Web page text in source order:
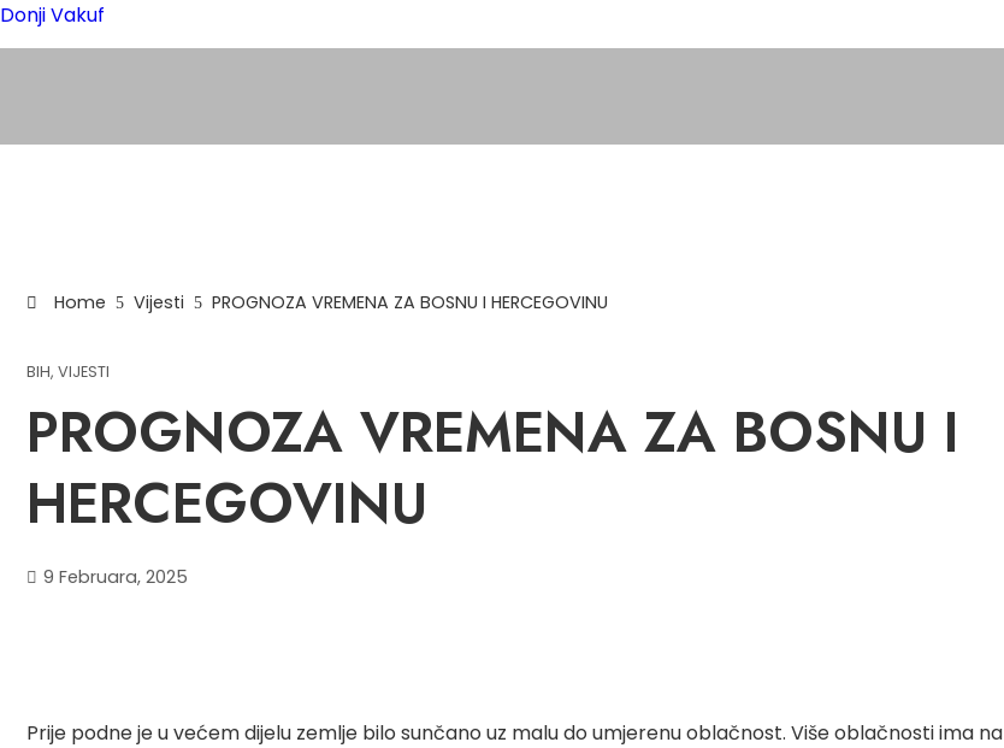
Donji Vakuf
Home Vijesti PROGNOZA VREMENA ZA BOSNU I HERCEGOVINU
BIH, VIJESTI
PROGNOZA VREMENA ZA BOSNU I
HERCEGOVINU
9 Februara, 2025
Prije podne je u većem dijelu zemlje bilo sunčano uz malu do umjerenu oblačnost. Više oblačnosti ima na